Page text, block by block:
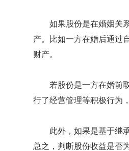
如果股份是在婚姻关
产。比如一方在婚后通过
财产。
若股份是一方在婚前
行了经营管理等积极行为
此外，如果是基于继
总之，判断股份收益是否